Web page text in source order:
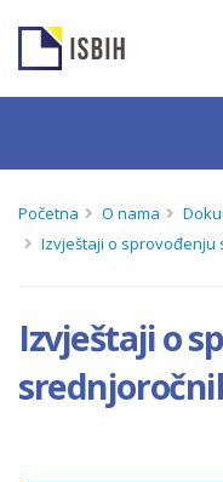
Početna O nama
Izvještaji o
Izvještaji o